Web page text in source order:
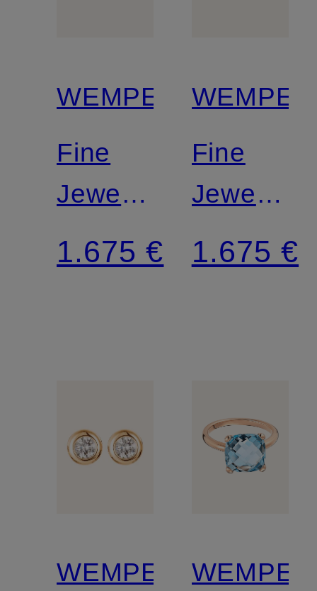
WEMPE
Fine
Jewelry
Armband
BASICS
1.675 €
WEMPE
Fine
Jewelry
Ring
TWIST
1.675 €
WEMPE WEMPE